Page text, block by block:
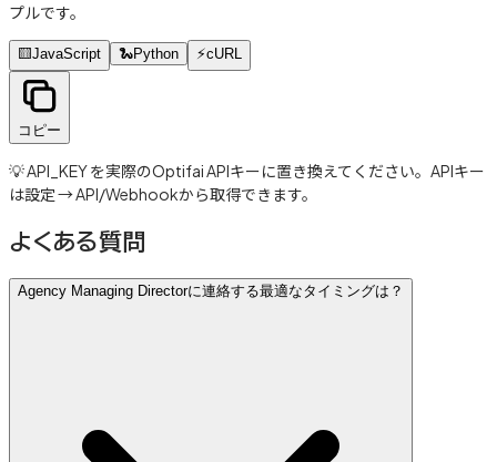
プルです。
🟨JavaScript 🐍Python ⚡cURL
コピー
💡 API_KEY を実際のOptifai APIキーに置き換えてください。APIキー
は設定 → API/Webhookから取得できます。
よくある質問
Agency Managing Directorに連絡する最適なタイミングは？